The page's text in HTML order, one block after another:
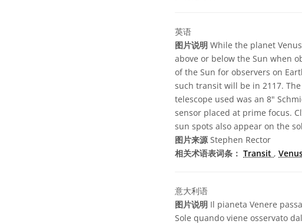
英语
图片说明 While the planet
above or below the Sun when
of the Sun for observers on
such transit will be in 2117. The
telescope used was an 8"
sensor placed at prime focus.
sun spots also appear on the
图片来源Stephen Rector
相关术语表词条： Transit ,
意大利语
图片说明 Il pianeta Venere
Sole quando viene osservato